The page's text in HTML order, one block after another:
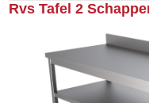
Rvs Tafel 2